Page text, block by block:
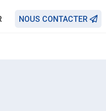
NOUS CONTACTER